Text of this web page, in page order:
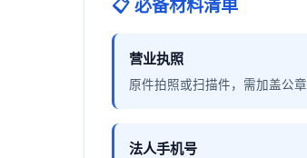
📋 必备材料清单
营业执照
原件拍照或扫描件，需加盖公章
法人手机号